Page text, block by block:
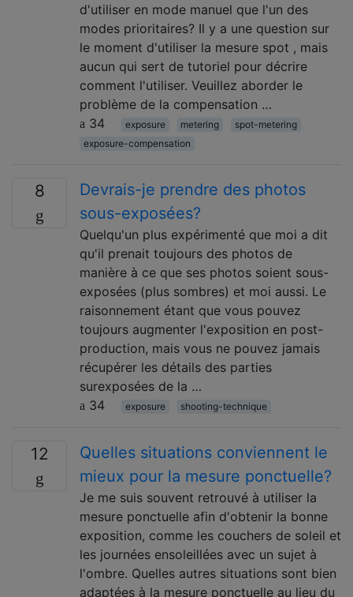
d'utiliser en mode manuel que l'un des
modes prioritaires? Il y a une question sur
le moment d'utiliser la mesure spot , mais
aucun qui sert de tutoriel pour décrire
comment l'utiliser. Veuillez aborder le
problème de la compensation …
34
exposure metering
spot-metering
exposure-compensation
8
Devrais-je prendre des photos
sous-exposées?
Quelqu'un plus expérimenté que moi a dit
qu'il prenait toujours des photos de
manière à ce que ses photos soient sous-
exposées (plus sombres) et moi aussi. Le
raisonnement étant que vous pouvez
toujours augmenter l'exposition en post-
production, mais vous ne pouvez jamais
récupérer les détails des parties
surexposées de la …
34
exposure shooting-technique
12
Quelles situations conviennent le
mieux pour la mesure ponctuelle?
Je me suis souvent retrouvé à utiliser la
mesure ponctuelle afin d'obtenir la bonne
exposition, comme les couchers de soleil et
les journées ensoleillées avec un sujet à
l'ombre. Quelles autres situations sont bien
adaptées à la mesure ponctuelle au lieu du